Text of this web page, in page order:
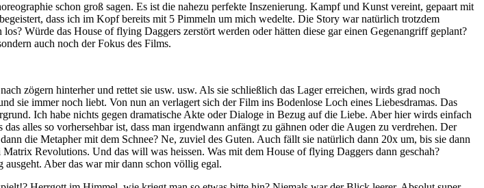
schon groß sagen. Es ist die nahezu perfekte Inszenierung. Kampf und Kunst vereint, gepaart mit
dass ich im Kopf bereits mit 5 Pimmeln um mich wedelte. Die Story war natürlich trotzdem
Würde das House of flying Daggers zerstört werden oder hätten diese gar einen Gegenangriff geplant?
auch noch der Fokus des Films.
zögern hinterher und rettet sie usw. usw. Als sie schließlich das Lager erreichen, wirds grad noch
sie immer noch liebt. Von nun an verlagert sich der Film ins Bodenlose Loch eines Liebesdramas. Das
Ich habe nichts gegen dramatische Akte oder Dialoge in Bezug auf die Liebe. Aber hier wirds einfach
alles so vorhersehbar ist, dass man irgendwann anfängt zu gähnen oder die Augen zu verdrehen. Der
die Metapher mit dem Schnee? Ne, zuviel des Guten. Auch fällt sie natürlich dann 20x um, bis sie dann
Revolutions. Und das will was heissen. Was mit dem House of flying Daggers dann geschah?
Aber das war mir dann schon völlig egal.